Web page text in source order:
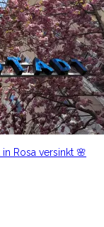
Rosa versinkt 🌸